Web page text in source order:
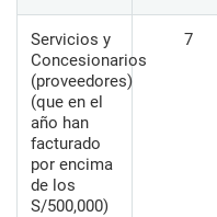
Servicios y
Concesionarios
(proveedores)
(que en el
año han
facturado
por encima
de los
S/500,000)
7